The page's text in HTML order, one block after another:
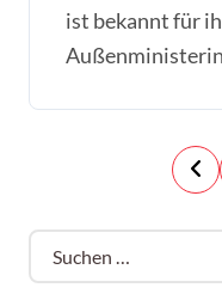
ist bekannt für
S
e
S